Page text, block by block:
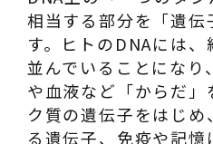
相当する部分を「遺伝
す。ヒトのDNAには
並んでいることになり
や血液など「からだ」
ク質の遺伝子をはじ
る遺伝子、免疫や記